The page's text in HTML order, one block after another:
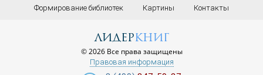
Формирование библиотек
Картины Контакты
лидеркниг
© 2026 Все права защищены
Правовая информация